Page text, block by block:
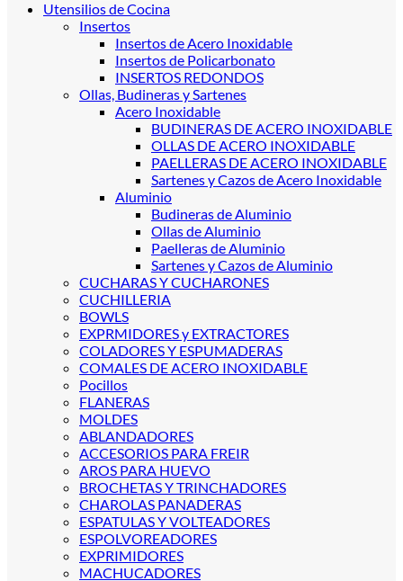
Utensilios de Cocina
Insertos
Insertos de Acero Inoxidable
Insertos de Policarbonato
INSERTOS REDONDOS
Ollas, Budineras y Sartenes
Acero Inoxidable
BUDINERAS DE ACERO INOXIDABLE
OLLAS DE ACERO INOXIDABLE
PAELLERAS DE ACERO INOXIDABLE
Sartenes y Cazos de Acero Inoxidable
Aluminio
Budineras de Aluminio
Ollas de Aluminio
Paelleras de Aluminio
Sartenes y Cazos de Aluminio
CUCHARAS Y CUCHARONES
CUCHILLERIA
BOWLS
EXPRMIDORES y EXTRACTORES
COLADORES Y ESPUMADERAS
COMALES DE ACERO INOXIDABLE
Pocillos
FLANERAS
MOLDES
ABLANDADORES
ACCESORIOS PARA FREIR
AROS PARA HUEVO
BROCHETAS Y TRINCHADORES
CHAROLAS PANADERAS
ESPATULAS Y VOLTEADORES
ESPOLVOREADORES
EXPRIMIDORES
MACHUCADORES